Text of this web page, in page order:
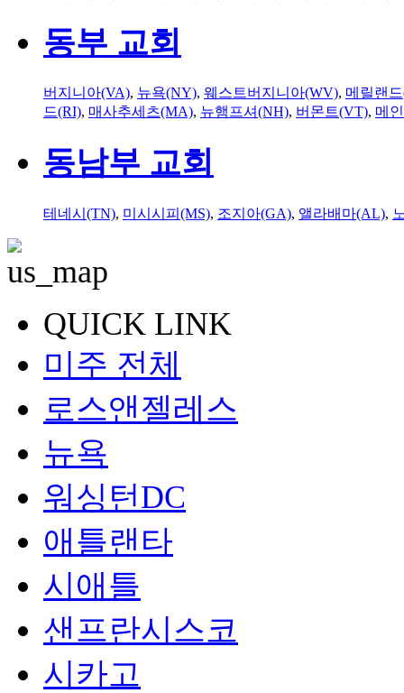
동부 교회
버지니아(VA), 뉴욕(NY), 웨스트버지니아(WV), 메릴랜
드(RI), 매사추세츠(MA), 뉴햄프셔(NH), 버몬트(VT), 메
동남부 교회
테네시(TN), 미시시피(MS), 조지아(GA), 앨라배마(AL),
QUICK LINK
미주 전체
로스앤젤레스
뉴욕
워싱턴DC
애틀랜타
시애틀
샌프란시스코
시카고